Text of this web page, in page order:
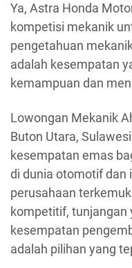
Ya, Astra Honda
kompetisi mekanik
pengetahuan
adalah kesempatan
kemampuan dan
Lowongan Mekanik
Buton Utara,
kesempatan emas
di dunia otomotif dan
perusahaan
kompetitif, tunjangan
kesempatan
adalah pilihan yang